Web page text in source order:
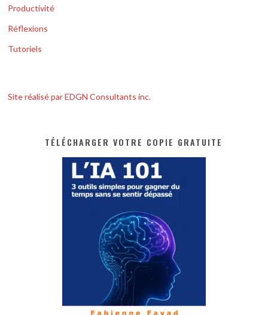
Productivité
Réflexions
Tutoriels
Site réalisé par EDGN Consultants inc.
TÉLÉCHARGER VOTRE COPIE GRATUITE